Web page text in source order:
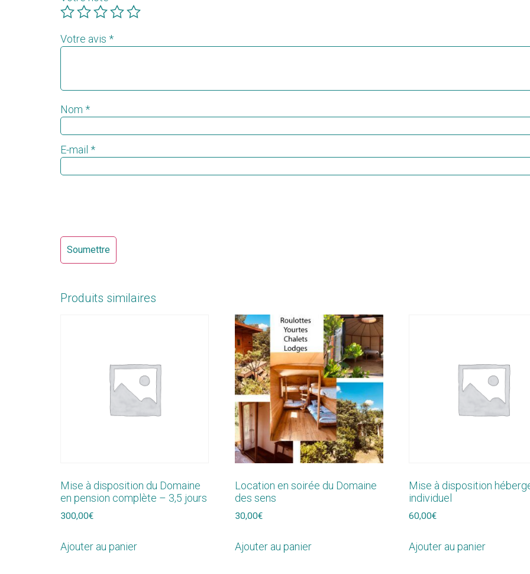
Votre avis *
Nom *
E-mail *
Produits similaires
Mise à disposition du Domaine
en pension complète – 3,5 jours
300,00€
Ajouter au panier
Location en soirée du Domaine
des sens
30,00€
Ajouter au panier
Mise à disposition
individuel
60,00€
Ajouter au panier